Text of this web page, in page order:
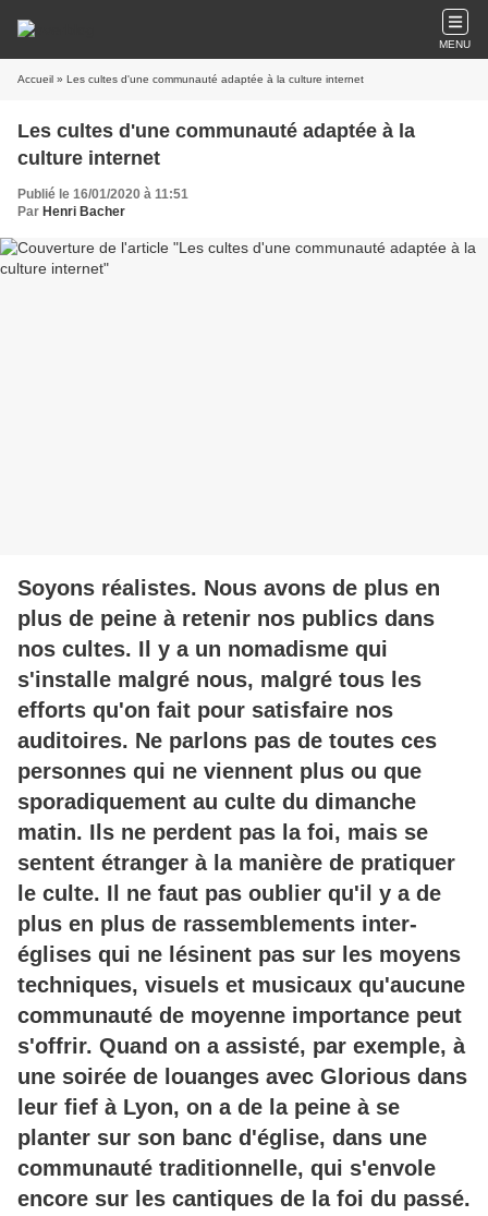
MENU
Accueil » Les cultes d'une communauté adaptée à la culture internet
Les cultes d'une communauté adaptée à la
culture internet
Publié le 16/01/2020 à 11:51
Par Henri Bacher
Soyons réalistes. Nous avons de plus en
plus de peine à retenir nos publics dans
nos cultes. Il y a un nomadisme qui
s'installe malgré nous, malgré tous les
efforts qu'on fait pour satisfaire nos
auditoires. Ne parlons pas de toutes ces
personnes qui ne viennent plus ou que
sporadiquement au culte du dimanche
matin. Ils ne perdent pas la foi, mais se
sentent étranger à la manière de pratiquer
le culte. Il ne faut pas oublier qu'il y a de
plus en plus de rassemblements inter-
églises qui ne lésinent pas sur les moyens
techniques, visuels et musicaux qu'aucune
communauté de moyenne importance peut
s'offrir. Quand on a assisté, par exemple, à
une soirée de louanges avec Glorious dans
leur fief à Lyon, on a de la peine à se
planter sur son banc d'église, dans une
communauté traditionnelle, qui s'envole
encore sur les cantiques de la foi du passé.